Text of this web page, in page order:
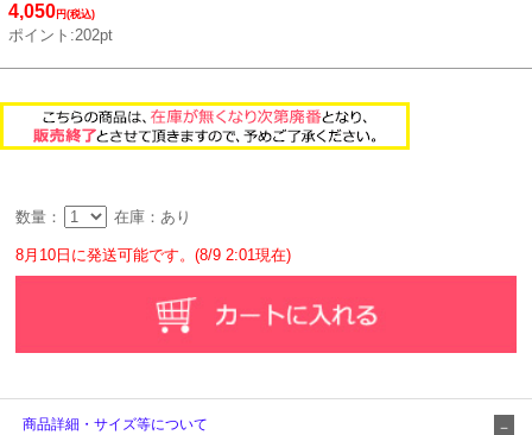
4,050円(税込)
ポイント:202pt
数量： 在庫：あり
8月10日に発送可能です。(8/9 2:01現在)
商品詳細・サイズ等について